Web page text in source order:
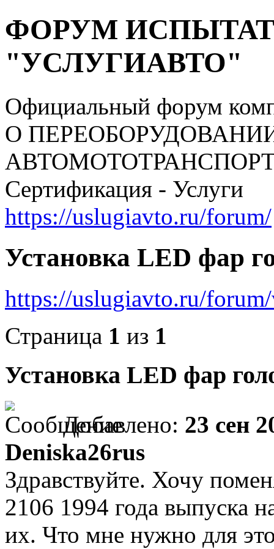
ФОРУМ
"УСЛУГИАВТО"
Официальный форум
О
Сертификация - Услуги
https://uslugiavto.ru/forum/
Установка LED фар
https://uslugiavto.ru/
Страница 1 из 1
Установка LED фар
Добавлено: 23 сен
Deniska26rus
Здравствуйте. Хочу
2106 1994 года выпуска
их. Что мне нужно для